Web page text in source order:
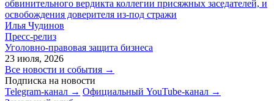
обвинительного вердикта коллегии присяжных заседателей, и
освобождения доверителя из-под стражи
Илья Чудинов
Пресс-релиз
Уголовно-правовая защита бизнеса
23 июля, 2026
Все новости и события →
Подписка на новости
Telegram-канал → Официальный YouTube-канал →